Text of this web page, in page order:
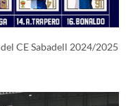
CE Sabadell 2024/2025